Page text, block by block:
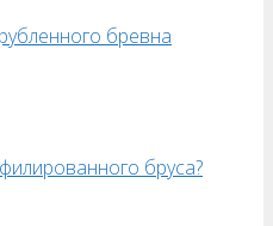
бревна
бруса?